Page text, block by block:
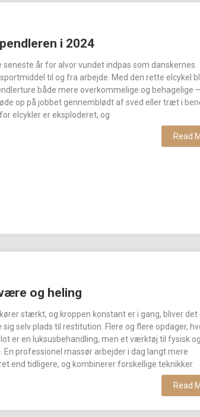
i 2024
seneste år for alvor vundet indpas som danskernes
til og fra arbejde. Med den rette elcykel
både mere overkommelige og behagelige
op på jobbet gennemblødt af sved eller træt i
elcykler er eksploderet, og
Read
og heling
stærkt, og kroppen konstant er i gang, bliver det
sig selv plads til restitution. Flere og flere opdager,
er en luksusbehandling, men et værktøj til fysisk og
En professionel massør arbejder i dag langt mere
end tidligere, og kombinerer forskellige teknikker
Read